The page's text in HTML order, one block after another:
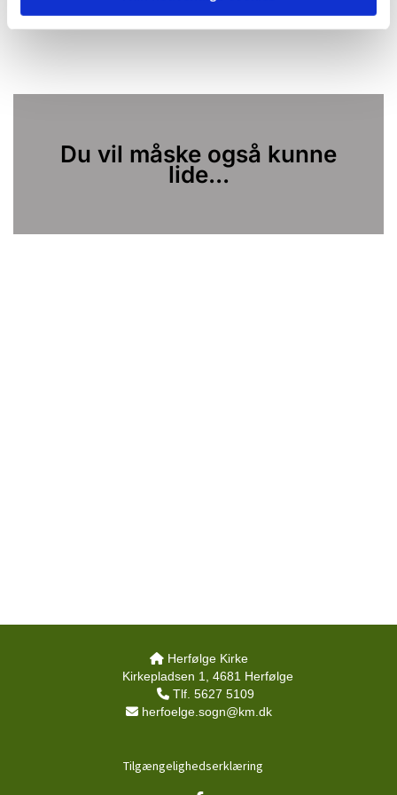
Du vil måske også kunne
lide...
Herfølge Kirke
Kirkepladsen 1, 4681 Herfølge
 Tlf. 5627 5109
herfoelge.sogn@km.dk
Tilgængelighedserklæring